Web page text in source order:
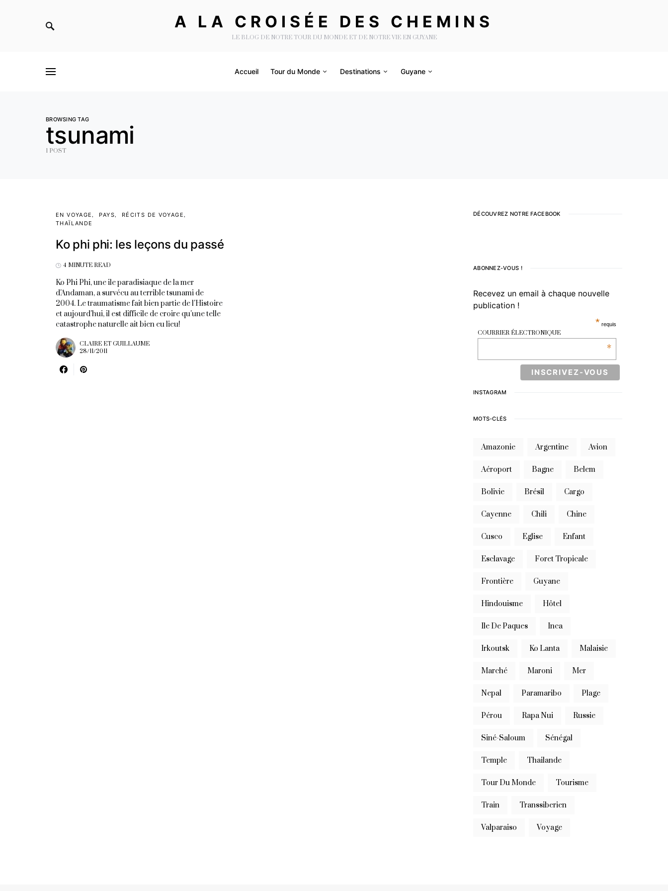
A LA CROISÉE DES CHEMINS
LE BLOG DE NOTRE TOUR DU MONDE ET DE NOTRE VIE EN GUYANE
Accueil Tour du Monde Destinations Guyane
BROWSING TAG
tsunami
1 POST
EN VOYAGE PAYS
RÉCITS DE VOYAGE
THAÏLANDE
Ko phi phi: les leçons du passé
4 MINUTE READ
Ko Phi Phi, une ile paradisiaque de la mer
d'Andaman, a survécu au terrible tsunami de
2004. Le traumatisme fait bien partie de l'Histoire
et aujourd'hui, il est difficile de croire qu'une telle
catastrophe naturelle ait bien eu lieu!
CLAIRE ET GUILLAUME
28/11/2011
DÉCOUVREZ NOTRE FACEBOOK
ABONNEZ-VOUS !
Recevez un email à chaque nouvelle
publication !
* requis
COURRIER ÉLECTRONIQUE
*
INSTAGRAM
MOTS-CLÉS
Amazonie Argentine Avion
Aéroport Bagne Belem
Bolivie Brésil Cargo
Cayenne Chili Chine
Cusco Eglise Enfant
Esclavage Foret Tropicale
Frontière Guyane
Hindouisme Hôtel
Ile De Paques Inca
Irkoutsk Ko Lanta Malaisie
Marché Maroni Mer
Nepal Paramaribo Plage
Pérou Rapa Nui Russie
Siné-Saloum Sénégal
Temple Thailande
Tour Du Monde Tourisme
Train Transsiberien
Valparaiso Voyage